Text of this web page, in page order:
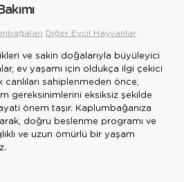
Diğer Evcil Hayvanlar
ve sakin doğalarıyla büyüleyici
ev yaşamı için oldukça ilgi çekici
sahiplenmeden önce,
gereksinimlerini eksiksiz şekilde
önem taşır. Kaplumbağanıza
doğru beslenme programı ve
ve uzun ömürlü bir yaşam